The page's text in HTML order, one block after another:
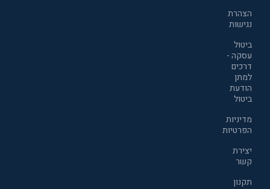
הצהרת
נגישות
ביטול
עסקה -
דרכים
למתן
הודעת
ביטול
מדיניות
הפרטיות
יצירת
קשר
תקנון